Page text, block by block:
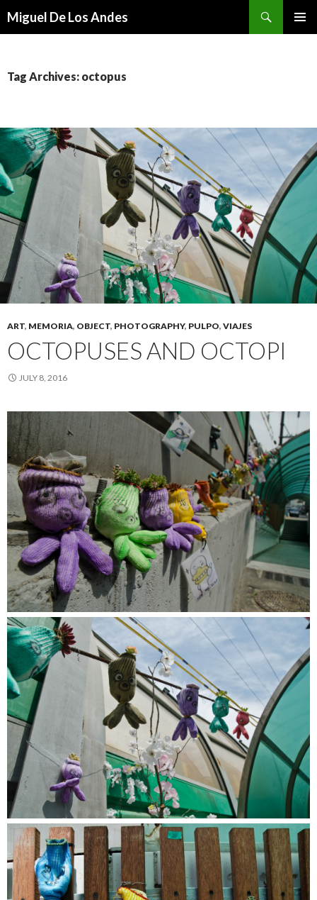
Miguel De Los Andes
Tag Archives: octopus
ART, MEMORIA, OBJECT, PHOTOGRAPHY, PULPO, VIAJES
OCTOPUSES AND OCTOPI
JULY 8, 2016